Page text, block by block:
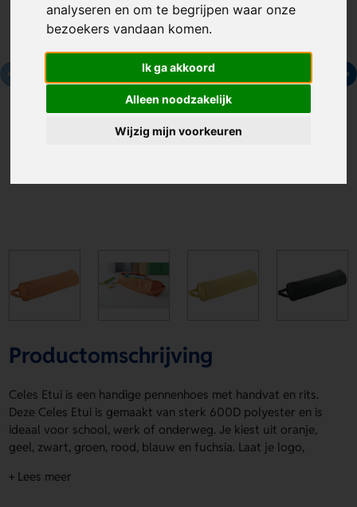
analyseren en om te begrijpen waar onze
bezoekers vandaan komen.
Ik ga akkoord
Alleen noodzakelijk
Wijzig mijn voorkeuren
Productomschrijving
Celes Etui is een handige pennenhoes met handvat en rits.
Deze Celes Etui is gemaakt van sterk 600D polyester en is
ideaal voor school, werk of onderweg. Je kiest uit oranje,
geel, zwart, groen, rood, blauw en fuchsia. Laat je logo,
achterzijde. Zo maak je de etui helemaal van jou. Bestel of
+ Lees meer